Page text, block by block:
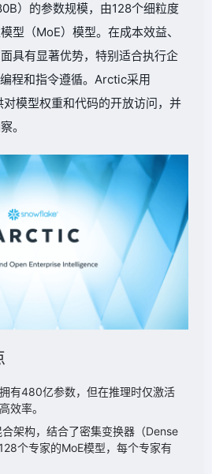
）的参数规模，由128个细粒度
型（MoE）模型。在成本效益、
具有显著优势，特别适合执行企
程和指令遵循。Arctic采用
模型权重和代码的开放访问，并
。
有480亿参数，但在推理时仅激活
效率。
合架构，结合了密集变换器（Dense
个专家的MoE模型，每个专家有